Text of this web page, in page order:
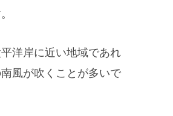
洋岸に近い地域であれ
風が吹くことが多いで